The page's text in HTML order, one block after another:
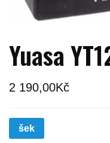
Yuasa
2 190,00Kč
šek